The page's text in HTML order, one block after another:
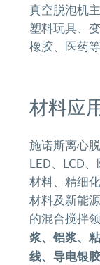
真空脱泡机
塑料玩具、
橡胶、医药
材料应
施诺斯离心
LED、LCD
材料、精细
材料及新能
的混合搅拌
浆、铝浆、
线、导电银